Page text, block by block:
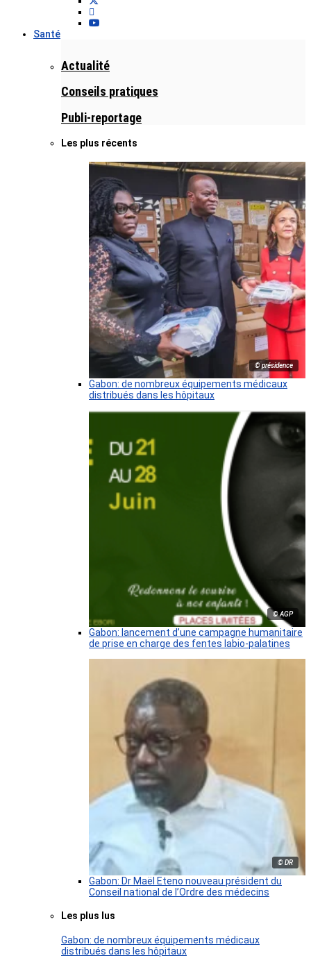
Santé
Actualité
Conseils pratiques
Publi-reportage
Les plus récents
© présidence
Gabon: de nombreux équipements médicaux
distribués dans les hôpitaux
© AGP
Gabon: lancement d’une campagne humanitaire
de prise en charge des fentes labio-palatines
© DR
Gabon: Dr Maël Eteno nouveau président du
Conseil national de l’Ordre des médecins
Les plus lus
Gabon: de nombreux équipements médicaux
distribués dans les hôpitaux